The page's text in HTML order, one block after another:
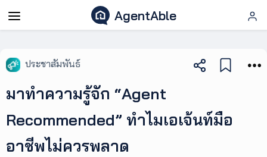
AgentAble
AgentAble
สำหรับ
เอเจ
AgentClub
ประชาสัมพันธ์
มาทำความรู้จัก “Agent
Recommended” ทำไมเอเจ้นท์มือ
อาชีพไม่ควรพลาด